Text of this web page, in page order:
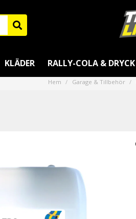
KLÄDER RALLY-COLA & DRYCK
Hem Garage & Tillbehör